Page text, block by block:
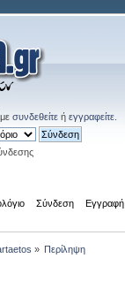
συνδεθείτε ή εγγραφείτε
Σύνδεση Εγγραφή
» Περίληψη